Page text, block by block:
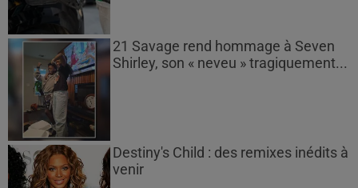
21 Savage rend hommage à Seven
Shirley, son « neveu » tragiquement...
Destiny's Child : des remixes inédits à
venir